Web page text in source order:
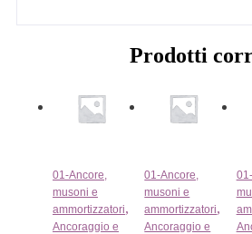
Prodotti
01-Ancore,
musoni e
ammortizzatori,
Ancoraggio e
01-Ancore,
musoni e
ammortizzatori,
Ancoraggio e